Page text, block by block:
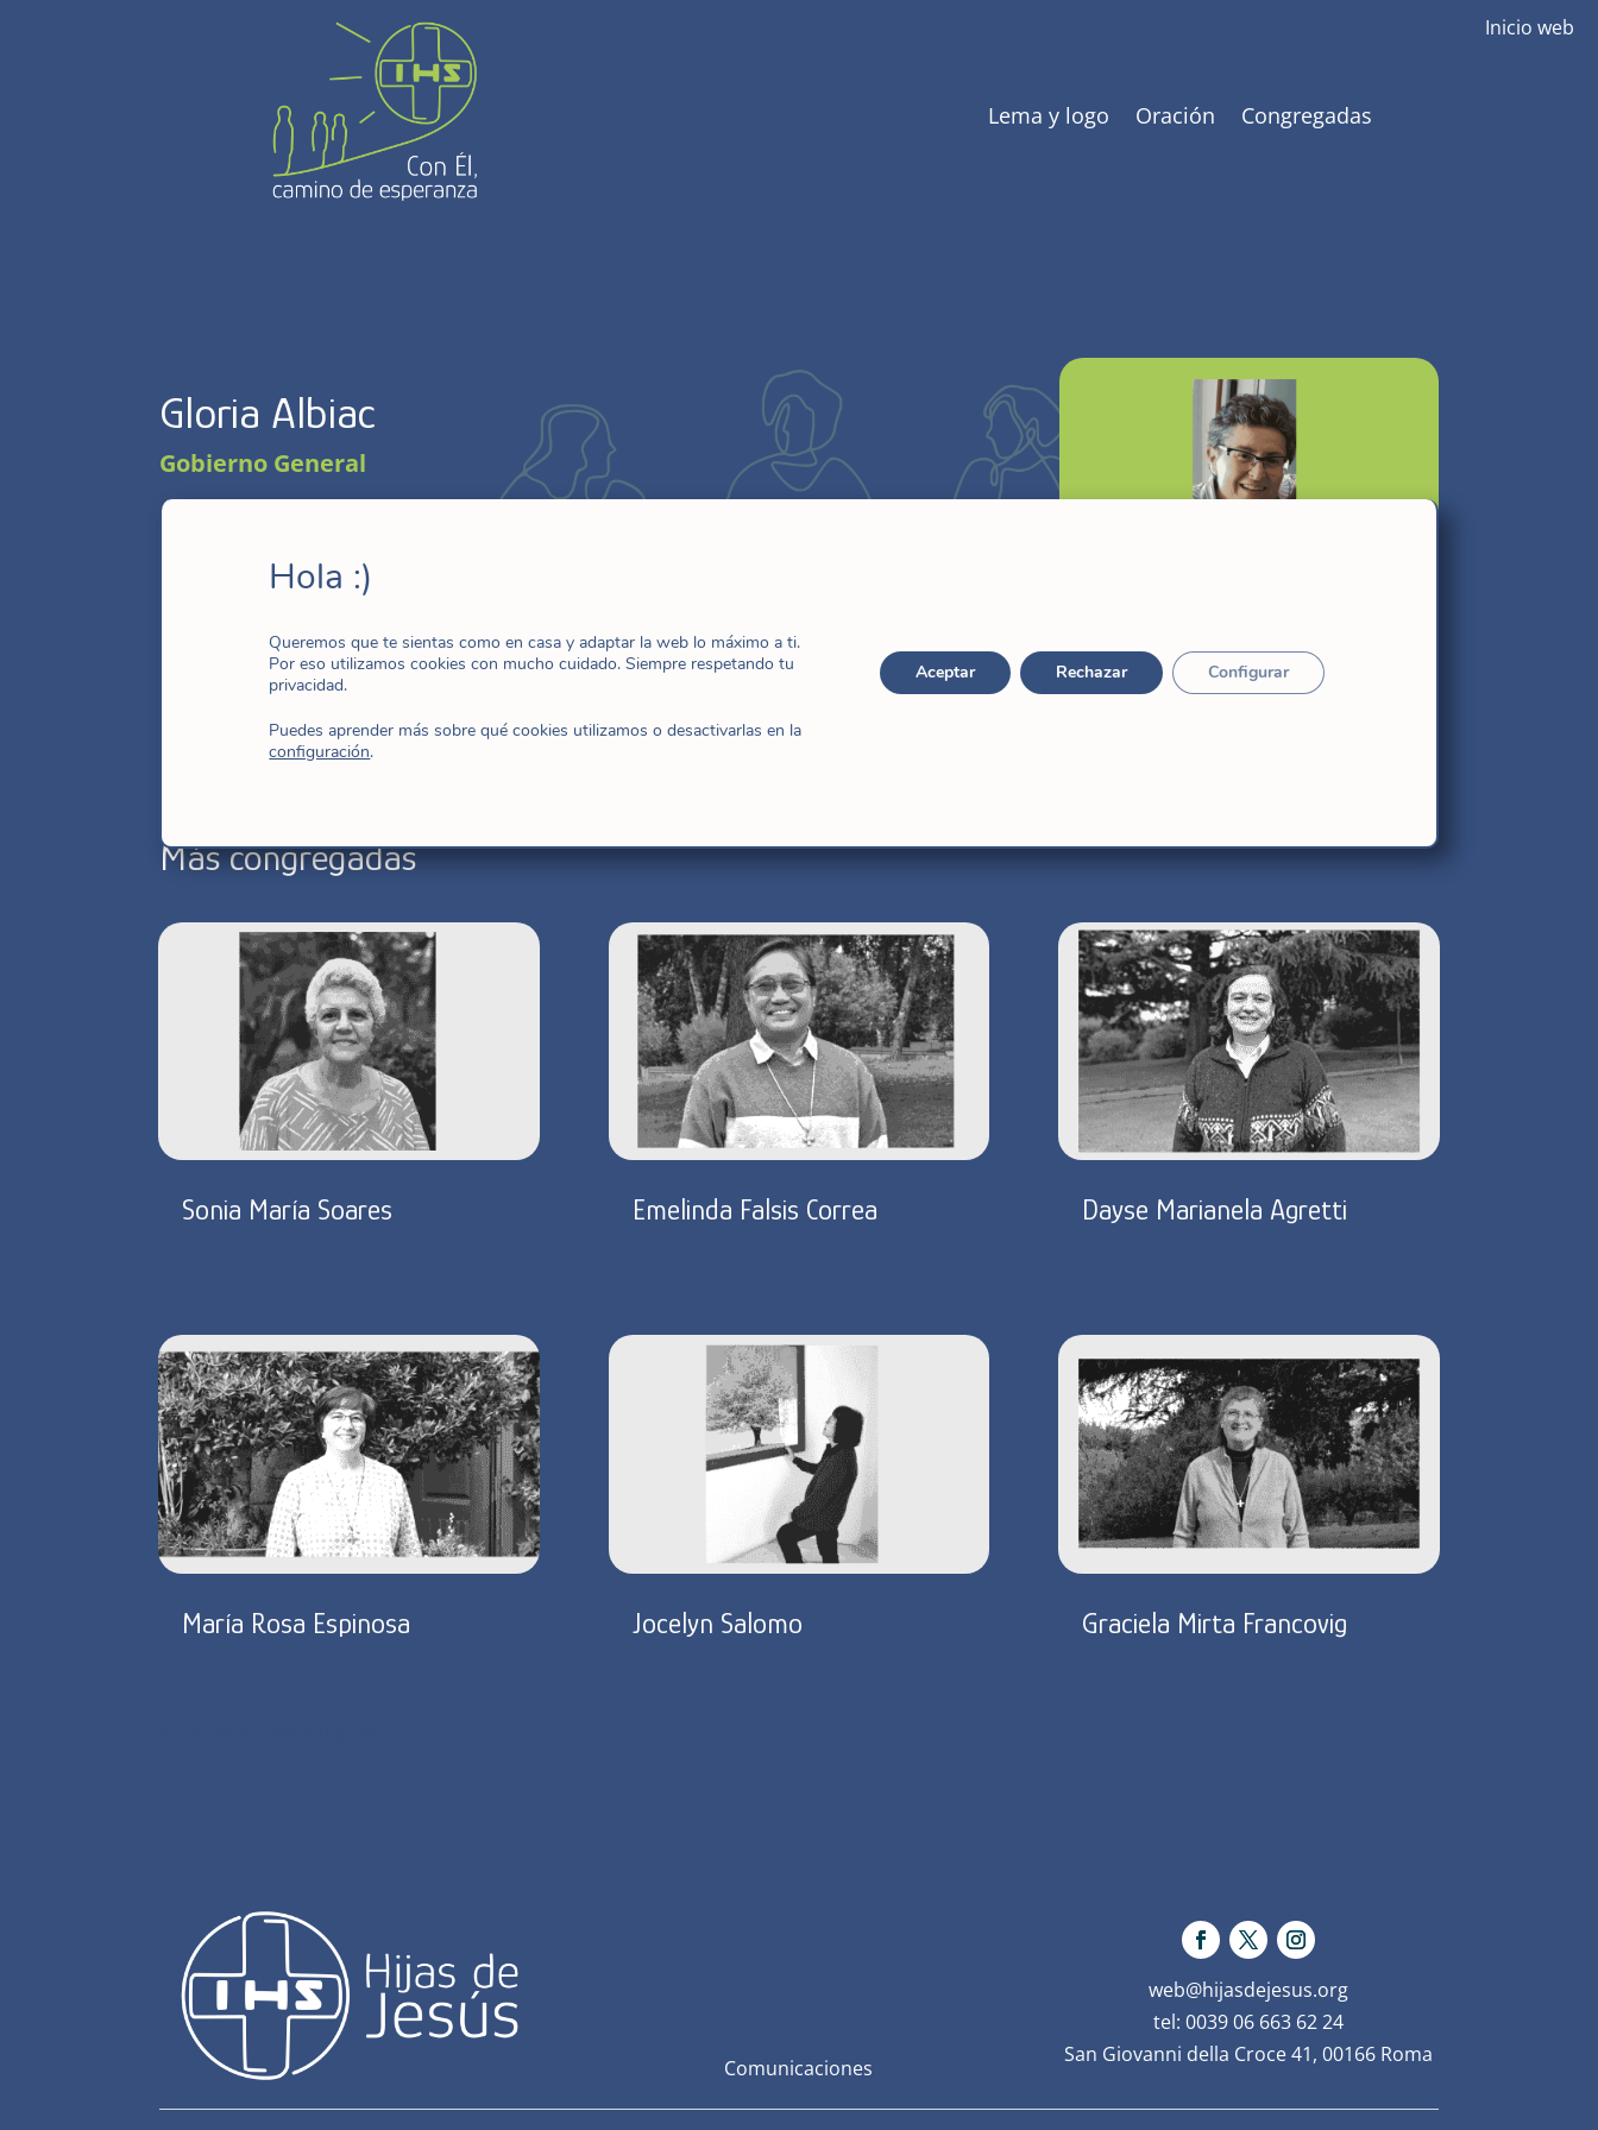
Inicio web
Lema y logo Oración Congregadas
Gloria Albiac
Gobierno General
de septiembre de 1982, hizo sus primeros votos el 15 de setiembre de 1985 y su
profesión perpetua el 26 de abril de 1992. Actualmente es la secretaria general.
Más congregadas
Sonia María Soares
María Rosa Espinosa
Emelinda Falsis Correa
Jocelyn Salomo
Dayse Marianela Agretti
Graciela Mirta Francovig
Comunicaciones
web@hijasdejesus.org
tel: 0039 06 663 62 24
San Giovanni della Croce 41, 00166 Roma
Hola :)
Queremos que te sientas como en casa y adaptar la web lo máximo a ti.
Por eso utilizamos cookies con mucho cuidado. Siempre respetando tu
privacidad.
Puedes aprender más sobre qué cookies utilizamos o desactivarlas en la
configuración.
Aceptar Rechazar Configurar